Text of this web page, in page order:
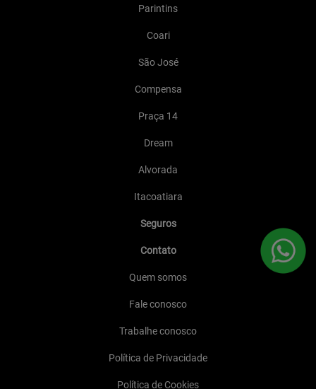
Parintins
Coari
São José
Compensa
Praça 14
Dream
Alvorada
Itacoatiara
Seguros
Contato
Quem somos
Fale conosco
Trabalhe conosco
Política de Privacidade
Política de Cookies